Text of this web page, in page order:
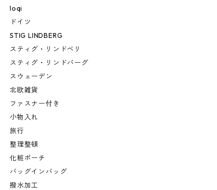
loqi
ドイツ
STIG LINDBERG
スティグ・リンドベリ
スティグ・リンドバーグ
スウェーデン
北欧雑貨
ファスナー付き
小物入れ
旅行
整理整頓
化粧ポーチ
バッグインバッグ
撥水加工